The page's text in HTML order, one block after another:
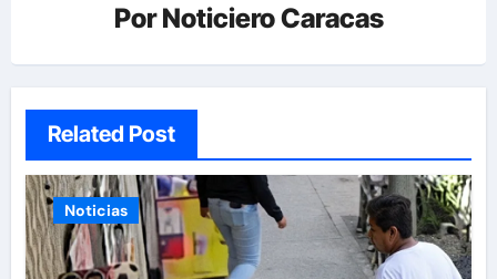
PorNoticiero Caracas
Related Post
Noticias